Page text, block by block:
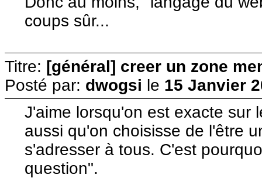
coups sûr...
Titre: [général] creer un zone
Posté par: dwogsi le 15 Janvier
J'aime lorsqu'on est exacte sur
aussi qu'on choisisse de l'être
s'adresser à tous. C'est
question".